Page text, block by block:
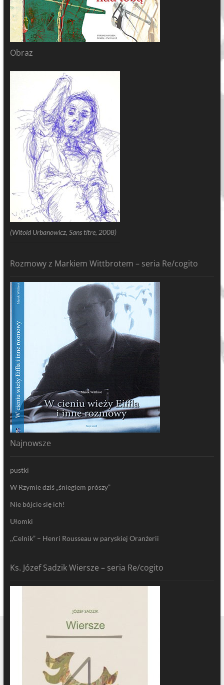
Obraz
(Witold Urbanowicz, Sans titre, 2008)
Rozmowy z Markiem Wittbrotem – seria Re/cogito
Najnowsze
pustki
W Rzymie dziś „śniegiem prószy”
Nie bójcie się ich!
Ułomki
,,Celnik” – Henri Rousseau w paryskiej Oranżerii
Ks. Józef Sadzik Wiersze – seria Re/cogito